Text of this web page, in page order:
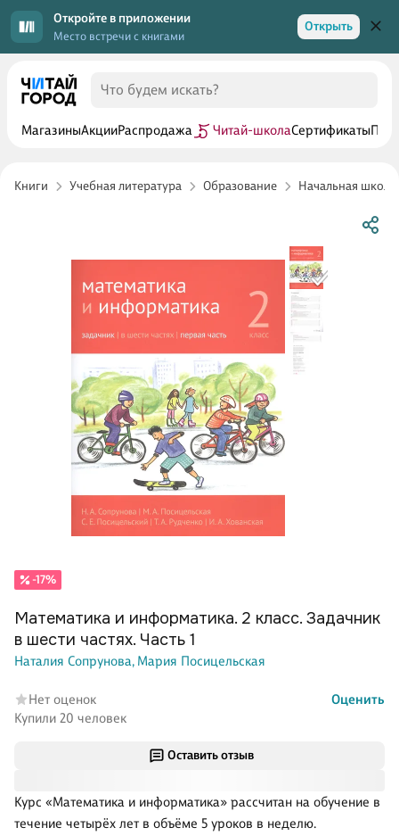
Откройте в приложении
Место встречи с книгами
Открыть
МагазиныАкцииРаспродажа Читай-школаСертификаты
Книги Учебная литература Образование Начальная школа
Оставить отзыв
Курс «Математика и информатика» рассчитан на обучение в
течение четырёх лет в объёме 5 уроков в неделю.
-17%
Математика и информатика. 2 класс. Задачник
в шести частях. Часть 1
Наталия Сопрунова, Мария Посицельская
Нет оценок
Оценить
Купили 20 человек